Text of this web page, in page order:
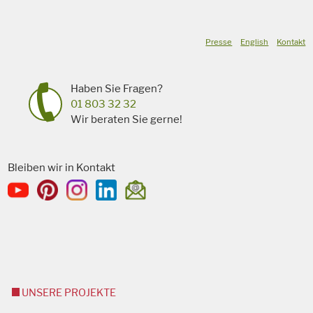
Presse English Kontakt
Haben Sie Fragen?
01 803 32 32
Wir beraten Sie gerne!
Bleiben wir in Kontakt
UNSERE PROJEKTE